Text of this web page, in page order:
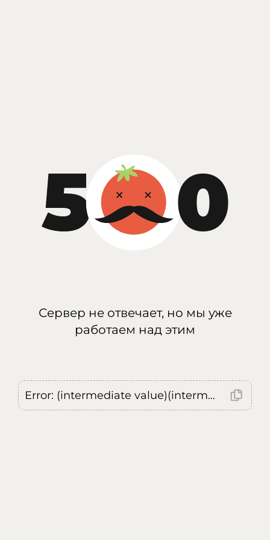
Сервер не отвечает, но мы уже
работаем над этим
Error: (intermediate value)(intermediate value)(intermediate value).replaceAll is not a function